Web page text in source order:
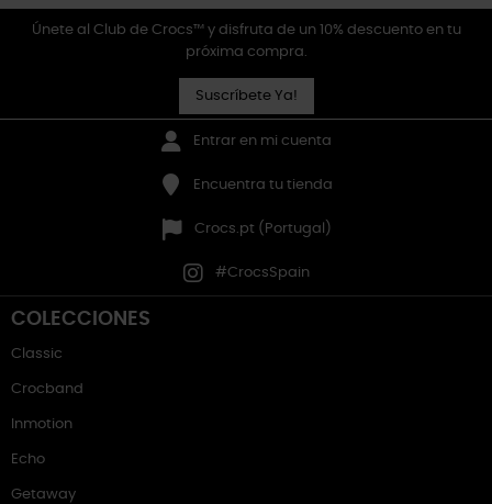
Únete al Club de Crocs™ y disfruta de un 10% descuento en tu
próxima compra.
Suscríbete Ya!
Entrar en mi cuenta
Encuentra tu tienda
Crocs.pt (Portugal)
#CrocsSpain
COLECCIONES
Classic
Crocband
Inmotion
Echo
Getaway